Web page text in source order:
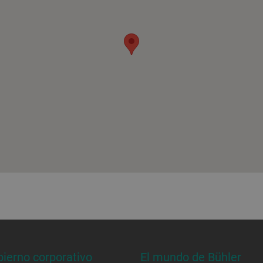
corporativo El mundo de Bühler